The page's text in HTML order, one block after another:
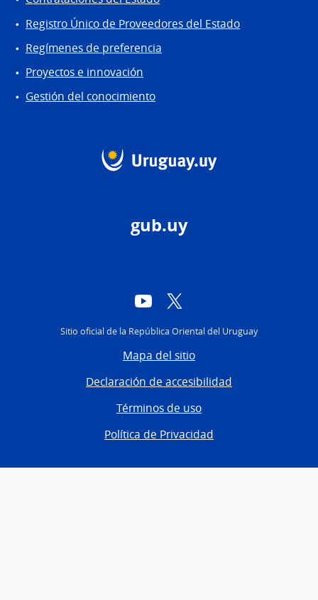
Registro Único de Proveedores del Estado
Regímenes de preferencia
Proyectos e innovación
Gestión del conocimiento
gub.uy
YouTube
Sitio oficial de la República Oriental del Uruguay
Mapa del sitio
Declaración de accesibilidad
Términos de uso
Política de Privacidad